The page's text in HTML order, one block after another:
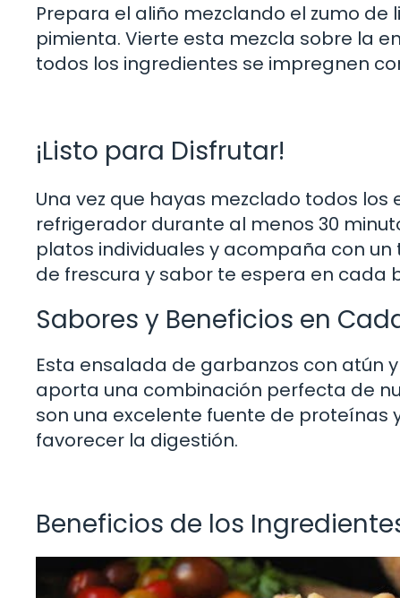
Prepara el aliño mezclando el zumo de
pimienta. Vierte esta mezcla sobre la
todos los ingredientes se impregnen
¡Listo para Disfrutar!
Una vez que hayas mezclado todos
refrigerador durante al menos 30
platos individuales y acompaña con un
de frescura y sabor te espera en cada
Sabores y Beneficios en
Esta ensalada de garbanzos con atún
aporta una combinación perfecta de
son una excelente fuente de
favorecer la digestión.
Beneficios de los